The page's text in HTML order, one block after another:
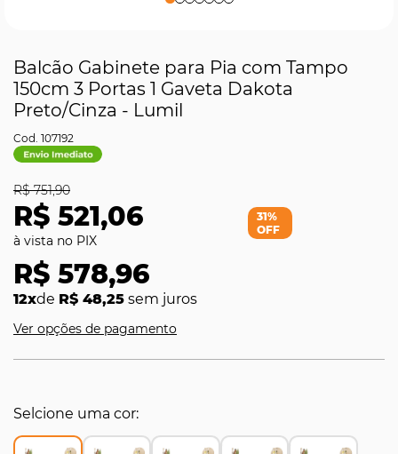
Balcão Gabinete para Pia com Tampo
150cm 3 Portas 1 Gaveta Dakota
Preto/Cinza - Lumil
107192
R$ 521,06
R$ 751,90
R$ 578,96
12xde R$ 48,25 sem juros
31%
OFF
Ver opções de pagamento
Selcione uma cor